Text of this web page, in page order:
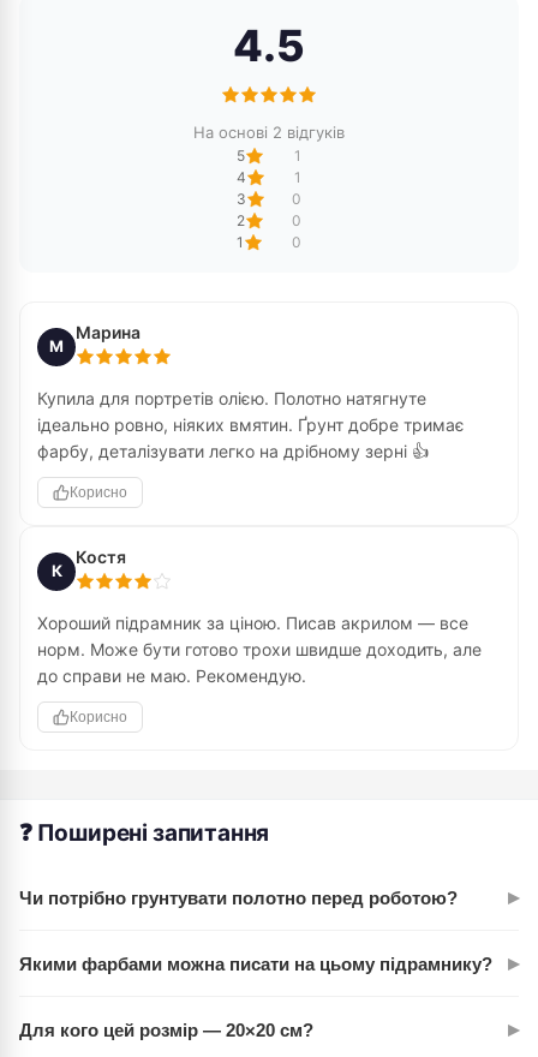
4.5
На основі 2 відгуків
5
1
4
1
3
0
2
0
1
0
М
Марина
Купила для портретів олією. Полотно натягнуте
ідеально ровно, ніяких вмятин. Ґрунт добре тримає
фарбу, деталізувати легко на дрібному зерні 👍
Корисно
К
Костя
Хороший підрамник за ціною. Писав акрилом — все
норм. Може бути готово трохи швидше доходить, але
до справи не маю. Рекомендую.
Корисно
❓ Поширені запитання
Чи потрібно грунтувати полотно перед роботою? ▸
починати малювати відразу після розпакування.
Якими фарбами можна писати на цьому підрамнику? ▸
маслом і темперою. Це його плюс — не обмежує вибір
Для кого цей розмір — 20×20 см? ▸